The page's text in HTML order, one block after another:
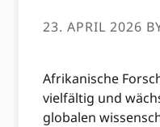
23. APRIL 2026
Afrikanische
vielfältig und
globalen